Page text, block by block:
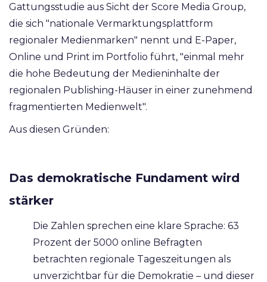
Gattungsstudie aus Sicht der Score Media Group,
die sich "nationale Vermarktungsplattform
regionaler Medienmarken" nennt und E-Paper,
Online und Print im Portfolio führt, "einmal mehr
die hohe Bedeutung der Medieninhalte der
regionalen Publishing-Häuser in einer zunehmend
fragmentierten Medienwelt".
Aus diesen Gründen:
Das demokratische Fundament wird
stärker
Die Zahlen sprechen eine klare Sprache: 63
Prozent der 5000 online Befragten
betrachten regionale Tageszeitungen als
unverzichtbar für die Demokratie – und dieser